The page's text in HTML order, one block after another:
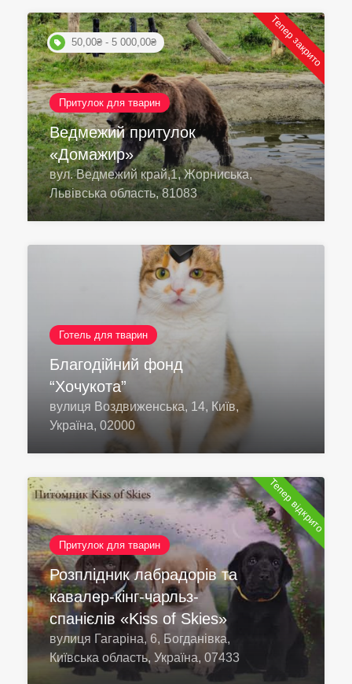
50,00₴ - 5 000,00₴ Тепер закрито
Притулок для тварин
Ведмежий притулок
«Домажир»
вул. Ведмежий край,1, Жорниська,
Львівська область, 81083
Готель для тварин
Благодійний фонд
“Хочукота”
вулиця Воздвиженська, 14, Київ,
Україна, 02000
Тепер відкрито
Притулок для тварин
Розплідник лабрадорів та
кавалер-кінг-чарльз-
спанієлів «Kiss of Skies»
вулиця Гагаріна, 6, Богданівка,
Київська область, Україна, 07433